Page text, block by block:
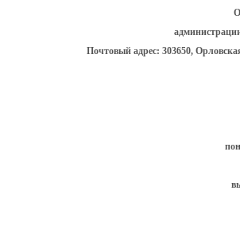
Почтовый адрес: 303650,